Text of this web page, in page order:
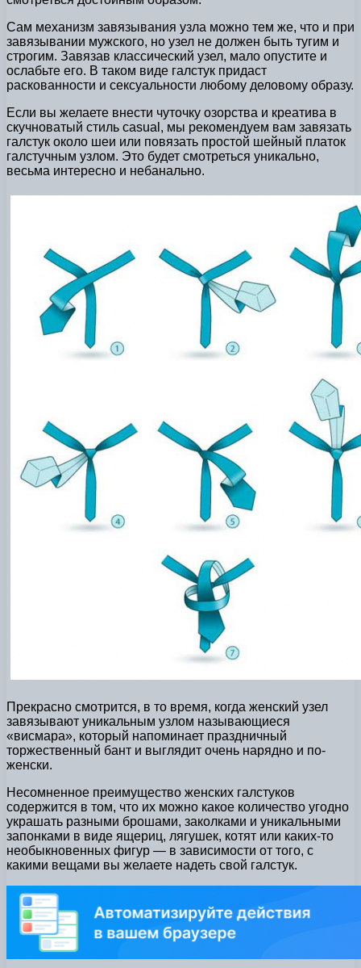
Сам механизм завязывания узла можно тем же, что и при
завязывании мужского, но узел не должен быть тугим и
строгим. Завязав классический узел, мало опустите и
ослабьте его. В таком виде галстук придаст
раскованности и сексуальности любому деловому образу.
Если вы желаете внести чуточку озорства и креатива в
скучноватый стиль casual, мы рекомендуем вам завязать
галстук около шеи или повязать простой шейный платок
галстучным узлом. Это будет смотреться уникально,
весьма интересно и небанально.
Прекрасно смотрится, в то время, когда женский узел
завязывают уникальным узлом называющиеся
«висмара», который напоминает праздничный
торжественный бант и выглядит очень нарядно и по-
женски.
Несомненное преимущество женских галстуков
содержится в том, что их можно какое количество угодно
украшать разными брошами, заколками и уникальными
запонками в виде ящериц, лягушек, котят или каких-то
необыкновенных фигур — в зависимости от того, с
какими вещами вы желаете надеть свой галстук.